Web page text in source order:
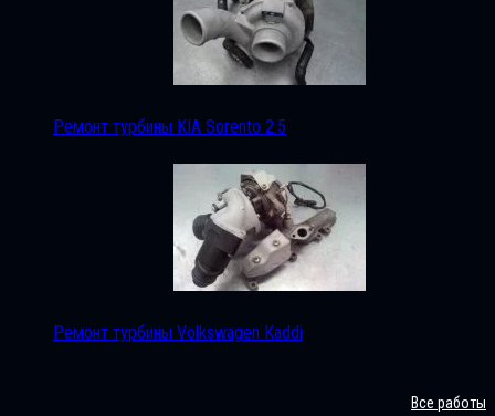
Ремонт турбины KIA Sorento 2.5
Ремонт турбины Volkswagen Kaddi
Все работы